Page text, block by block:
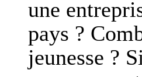
une
pays ?
jeunesse ?